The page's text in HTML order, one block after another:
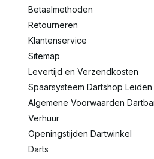
Betaalmethoden
Retourneren
Klantenservice
Sitemap
Levertijd en Verzendkosten
Spaarsysteem Dartshop Leiden
Algemene Voorwaarden
Verhuur
Openingstijden Dartwinkel
Darts